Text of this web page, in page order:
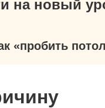
на новый
«пробить